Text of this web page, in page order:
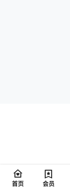
首页 会员